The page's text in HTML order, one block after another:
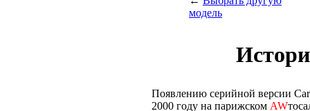
модель
Появлению серийной версии
2000 году на парижском AW